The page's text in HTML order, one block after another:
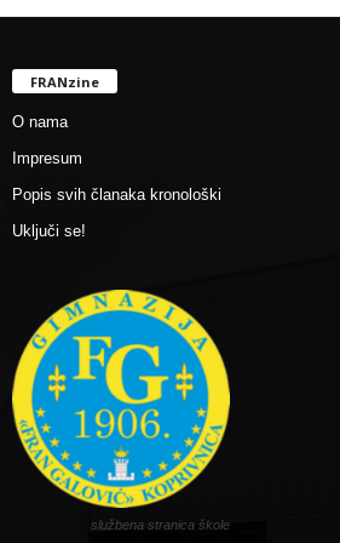
FRANzine
O nama
Impresum
Popis svih članaka kronološki
Uključi se!
službena stranica škole